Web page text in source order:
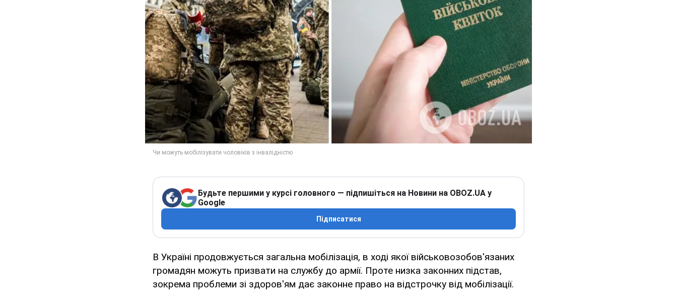
Будьте першими у курсі головного — підпишіться на Новини на OBOZ.UA у
Google
Підписатися
В Україні продовжується загальна мобілізація, в ході якої військовозобов'язаних
громадян можуть призвати на службу до армії. Проте низка законних підстав,
зокрема проблеми зі здоров'ям дає законне право на відстрочку від мобілізації.